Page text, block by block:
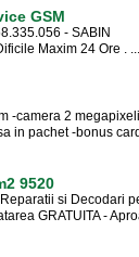
GSM
- SABIN
Maxim 24 Ore . ...
-camera 2
in pachet -bonus
9520
si Decodari
GRATUITA -